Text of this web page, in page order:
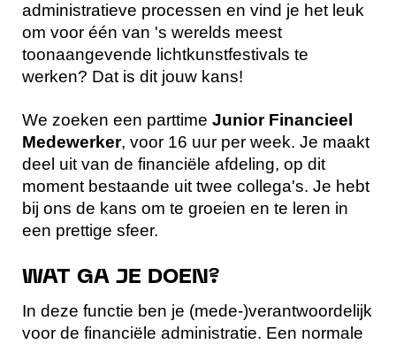
administratieve processen en vind je het leuk
om voor één van 's werelds meest
toonaangevende lichtkunstfestivals te
werken? Dat is dit jouw kans!
We zoeken een parttime Junior Financieel
Medewerker, voor 16 uur per week. Je maakt
deel uit van de financiële afdeling, op dit
moment bestaande uit twee collega's. Je hebt
bij ons de kans om te groeien en te leren in
een prettige sfeer.
WAT GA JE DOEN?
In deze functie ben je (mede-)verantwoordelijk
voor de financiële administratie. Een normale